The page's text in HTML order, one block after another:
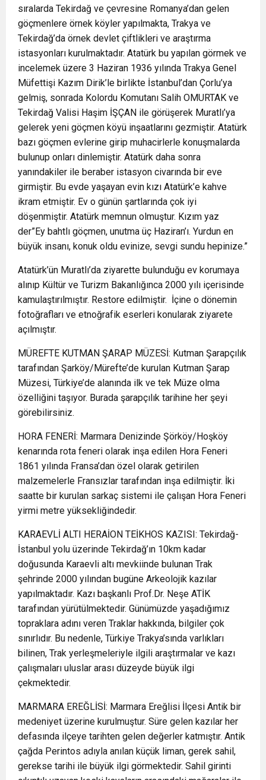
sıralarda Tekirdağ ve çevresine Romanya’dan gelen
göçmenlere örnek köyler yapılmakta, Trakya ve
Tekirdağ’da örnek devlet çiftlikleri ve araştırma
istasyonları kurulmaktadır. Atatürk bu yapılan görmek ve
incelemek üzere 3 Haziran 1936 yılında Trakya Genel
Müfettişi Kazım Dirik’le birlikte İstanbul’dan Çorlu’ya
gelmiş, sonrada Kolordu Komutanı Salih OMURTAK ve
Tekirdağ Valisi Haşim İŞÇAN ile görüşerek Muratlı’ya
gelerek yeni göçmen köyü inşaatlarını gezmiştir. Atatürk
bazı göçmen evlerine girip muhacirlerle konuşmalarda
bulunup onları dinlemiştir. Atatürk daha sonra
yanındakiler ile beraber istasyon civarında bir eve
girmiştir. Bu evde yaşayan evin kızı Atatürk’e kahve
ikram etmiştir. Ev o günün şartlarında çok iyi
döşenmiştir. Atatürk memnun olmuştur. Kızım yaz
der”Ey bahtlı göçmen, unutma üç Haziran’ı. Yurdun en
büyük insanı, konuk oldu evinize, sevgi sundu hepinize.”
Atatürk’ün Muratlı’da ziyarette bulunduğu ev korumaya
alınıp Kültür ve Turizm Bakanlığınca 2000 yılı içerisinde
kamulaştırılmıştır. Restore edilmiştir. İçine o dönemin
fotoğrafları ve etnoğrafik eserleri konularak ziyarete
açılmıştır.
MÜREFTE KUTMAN ŞARAP MÜZESİ: Kutman Şarapçılık
tarafından Şarköy/Mürefte’de kurulan Kutman Şarap
Müzesi, Türkiye’de alanında ilk ve tek Müze olma
özelliğini taşıyor. Burada şarapçılık tarihine her şeyi
görebilirsiniz.
HORA FENERİ: Marmara Denizinde Şörköy/Hoşköy
kenarında rota feneri olarak inşa edilen Hora Feneri
1861 yılında Fransa’dan özel olarak getirilen
malzemelerle Fransızlar tarafından inşa edilmiştir. İki
saatte bir kurulan sarkaç sistemi ile çalışan Hora Feneri
yirmi metre yüksekliğindedir.
KARAEVLİ ALTI HERAİON TEİKHOS KAZISI: Tekirdağ-
İstanbul yolu üzerinde Tekirdağ’ın 10km kadar
doğusunda Karaevli altı mevkiinde bulunan Trak
şehrinde 2000 yılından bugüne Arkeolojik kazılar
yapılmaktadır. Kazı başkanlı Prof.Dr. Neşe ATİK
tarafından yürütülmektedir. Günümüzde yaşadığımız
topraklara adını veren Traklar hakkında, bilgiler çok
sınırlıdır. Bu nedenle, Türkiye Trakya’sında varlıkları
bilinen, Trak yerleşmeleriyle ilgili araştırmalar ve kazı
çalışmaları uluslar arası düzeyde büyük ilgi
çekmektedir.
MARMARA EREĞLİSİ: Marmara Ereğlisi İlçesi Antik bir
medeniyet üzerine kurulmuştur. Süre gelen kazılar her
defasında ilçeye tarihten gelen değerler katmıştır. Antik
çağda Perintos adıyla anılan küçük liman, gerek sahil,
gerekse tarihi ile büyük ilgi görmektedir. Sahil girinti